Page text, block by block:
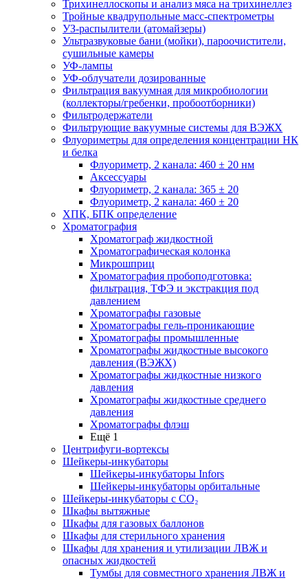
Трихинеллоскопы и анализ мяса на трихинеллез
Тройные квадрупольные масс-спектрометры
УЗ-распылители (атомайзеры)
Ультразвуковые бани (мойки), пароочистители,
сушильные камеры
УФ-лампы
УФ-облучатели дозированные
Фильтрация вакуумная для микробиологии
(коллекторы/гребенки, пробоотборники)
Фильтродержатели
Фильтрующие вакуумные системы для ВЭЖХ
Флуориметры для определения концентрации НК
и белка
Флуориметр, 2 канала: 460 ± 20 нм
Аксессуары
Флуориметр, 2 канала: 365 ± 20
Флуориметр, 2 канала: 460 ± 20
ХПК, БПК определение
Хроматография
Хроматограф жидкостной
Хроматографическая колонка
Микрошприц
Хроматография пробоподготовка:
фильтрация, ТФЭ и экстракция под
давлением
Хроматографы газовые
Хроматографы гель-проникающие
Хроматографы промышленные
Хроматографы жидкостные высокого
давления (ВЭЖХ)
Хроматографы жидкостные низкого
давления
Хроматографы жидкостные среднего
давления
Хроматографы флэш
Ещё 1
Центрифуги-вортексы
Шейкеры-инкубаторы
Шейкеры-инкубаторы Infors
Шейкеры-инкубаторы орбитальные
Шейкеры-инкубаторы с CО₂
Шкафы вытяжные
Шкафы для газовых баллонов
Шкафы для стерильного хранения
Шкафы для хранения и утилизации ЛВЖ и
опасных жидкостей
Тумбы для совместного хранения ЛВЖ и